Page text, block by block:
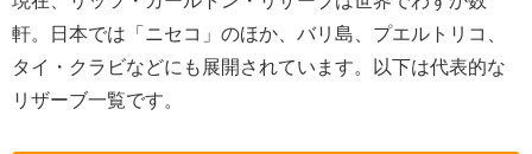
軒。日本では「ニセコ」のほか、バリ島、プエルトリコ、
タイ・クラビなどにも展開されています。以下は代表的な
リザーブ一覧です。